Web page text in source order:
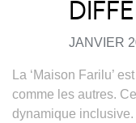
JANVIER
La ‘Maison Farilu’
comme les autres.
dynamique